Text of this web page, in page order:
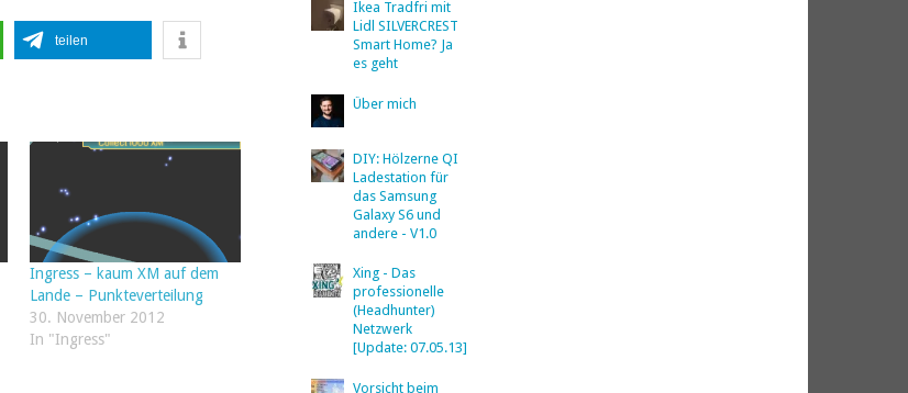
teilen
Ingress – kaum XM auf dem
Lande – Punkteverteilung
30. November 2012
In "Ingress"
Ikea Tradfri mit
Lidl SILVERCREST
Smart Home? Ja
es geht
Über mich
DIY: Hölzerne QI
Ladestation für
das Samsung
Galaxy S6 und
andere - V1.0
Xing - Das
professionelle
(Headhunter)
Netzwerk
[Update: 07.05.13]
Vorsicht beim